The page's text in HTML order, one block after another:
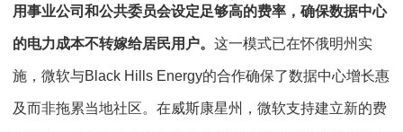
用事业公司和公共委员会设定足够高的费率，确保数据中心
的电力成本不转嫁给居民用户。 这一模式已在怀俄明州实
施，微软与Black Hills Energy的合作确保了数据中心增长惠
及而非拖累当地社区。在威斯康星州，微软支持建立新的费